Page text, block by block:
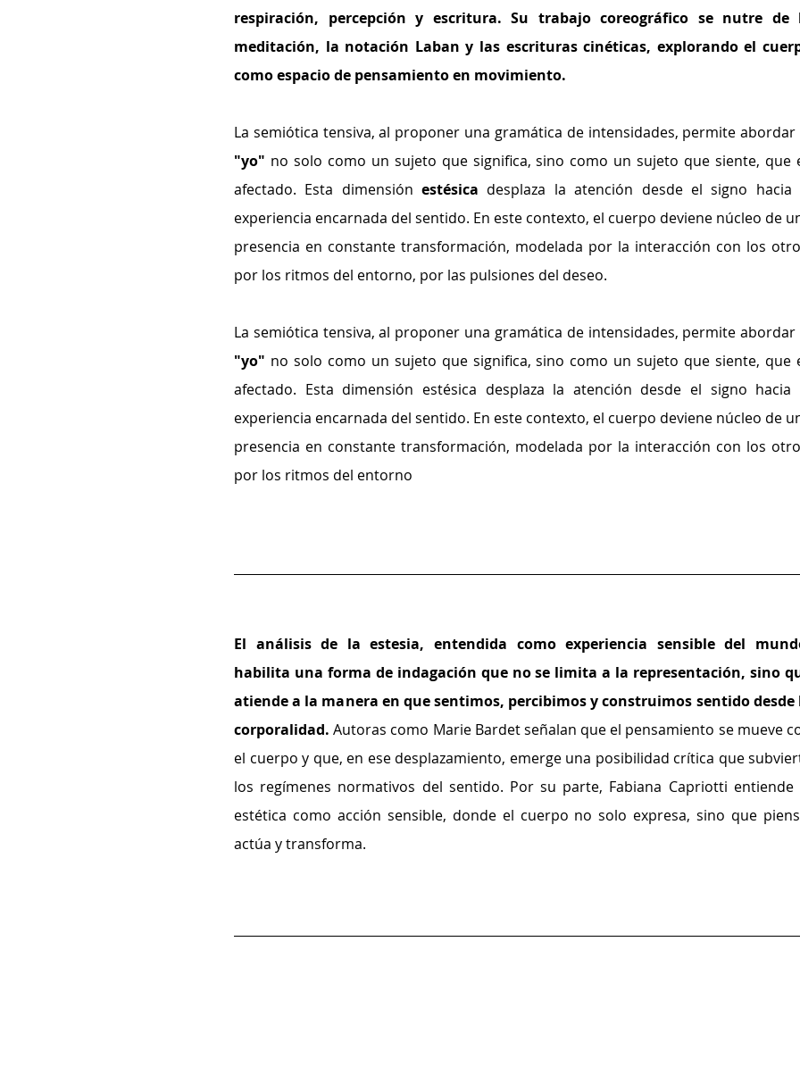
respiración, percepción y escritura. Su trabajo coreográfico se nutre de
meditación, la notación Laban y las escrituras cinéticas, explorando el
como espacio de pensamiento en movimiento.
"yo" no solo como un sujeto que significa, sino como un sujeto que siente, que
afectado. Esta dimensión estésica desplaza la atención desde el signo hacia
experiencia encarnada del sentido. En este contexto, el cuerpo deviene núcleo de
presencia en constante transformación, modelada por la interacción con los
por los ritmos del entorno, por las pulsiones del deseo.
"yo" no solo como un sujeto que significa, sino como un sujeto que siente, que
afectado. Esta dimensión estésica desplaza la atención desde el signo hacia
experiencia encarnada del sentido. En este contexto, el cuerpo deviene núcleo de
presencia en constante transformación, modelada por la interacción con los
por los ritmos del entorno
El análisis de la estesia, entendida como experiencia sensible del
habilita una forma de indagación que no se limita a la representación, sino
atiende a la manera en que sentimos, percibimos y construimos sentido desde
corporalidad. Autoras como Marie Bardet señalan que el pensamiento se mueve
el cuerpo y que, en ese desplazamiento, emerge una posibilidad crítica que
los regímenes normativos del sentido. Por su parte, Fabiana Capriotti entiende
estética como acción sensible, donde el cuerpo no solo expresa, sino que
actúa y transforma.